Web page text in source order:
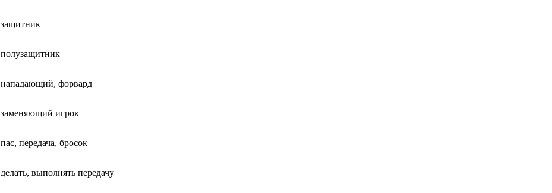
защитник
полузащитник
нападающий, форвард
заменяющий игрок
пас, передача, бросок
делать, выполнять передачу